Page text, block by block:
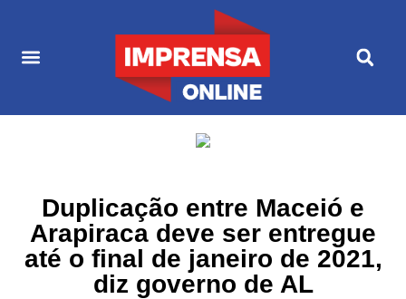
Duplicação entre Maceió e
Arapiraca deve ser entregue
até o final de janeiro de 2021,
diz governo de AL